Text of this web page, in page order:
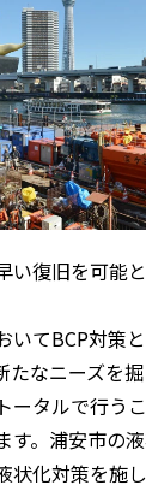
い復旧を可能
いてBCP対策
たなニーズを
ータルで行う
す。浦安市の
化対策を施し